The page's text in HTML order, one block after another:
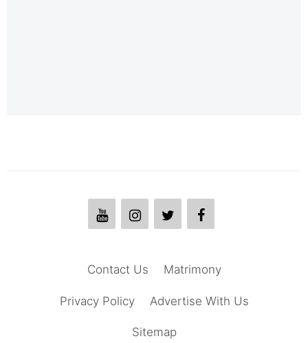
Matrimony
Contact Us
Advertise With Us
Privacy Policy
Sitemap